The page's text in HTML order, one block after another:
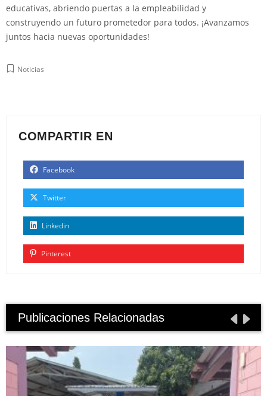
educativas, abriendo puertas a la empleabilidad y
construyendo un futuro prometedor para todos. ¡Avanzamos
juntos hacia nuevas oportunidades!
Noticias
COMPARTIR EN
Facebook
Twitter
Linkedin
Pinterest
Publicaciones Relacionadas